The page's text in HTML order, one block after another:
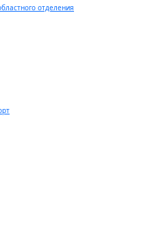
отделения